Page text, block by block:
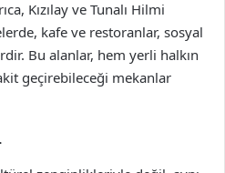
Kızılay ve Tunalı Hilmi
kafe ve restoranlar, sosyal
Bu alanlar, hem yerli halkın
geçirebileceği mekanlar